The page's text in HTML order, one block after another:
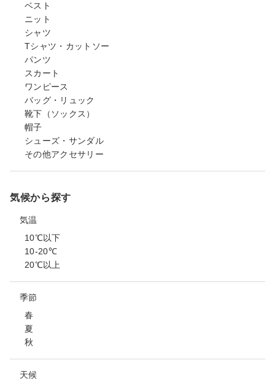
ベスト
ニット
シャツ
Tシャツ・カットソー
パンツ
スカート
ワンピース
バッグ・リュック
靴下（ソックス）
帽子
シューズ・サンダル
その他アクセサリー
気候から探す
気温
10℃以下
10-20℃
20℃以上
季節
春
夏
秋
天候